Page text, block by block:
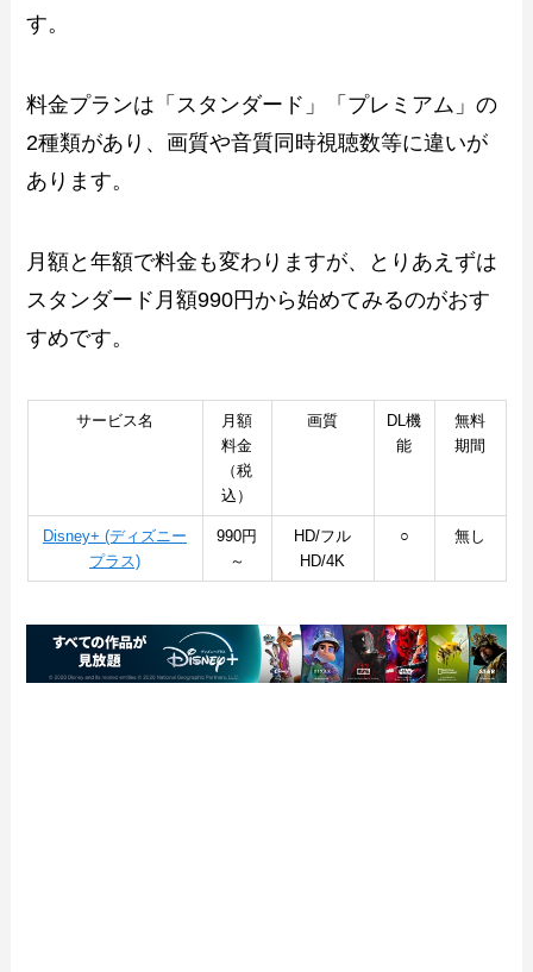
す。
料金プランは「スタンダード」「プレミアム」の
2種類があり、画質や音質同時視聴数等に違いが
あります。
月額と年額で料金も変わりますが、とりあえずは
スタンダード月額990円から始めてみるのがおす
すめです。
サービス名
月額
料金
（税
込）
画質
DL機
能
無料
期間
Disney+ (ディズニー
プラス)
990円
～
HD/フル
HD/4K
○ 無し